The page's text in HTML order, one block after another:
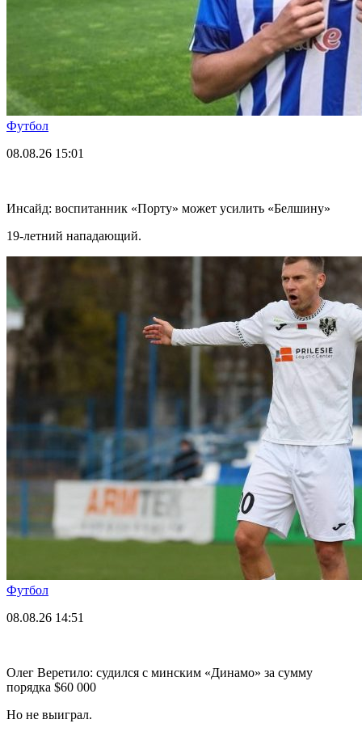
Футбол
08.08.26 15:01
Инсайд: воспитанник «Порту» может усилить «Белшину»
19-летний нападающий.
Футбол
08.08.26 14:51
Олег Веретило: судился с минским «Динамо» за сумму
порядка $60 000
Но не выиграл.